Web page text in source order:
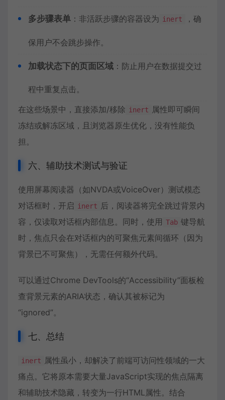
多步骤表单 ：非活跃步骤的容器设为 inert ，确
保用户不会跳步操作。
加载状态下的页面区域 ：防止用户在数据提交过
程中重复点击。
在这些场景中，直接添加/移除 inert 属性即可瞬间
冻结或解冻区域，且浏览器原生优化，没有性能负
担。
六、辅助技术测试与验证
使用屏幕阅读器（如NVDA或VoiceOver）测试模态
对话框时，开启 inert 后，阅读器将完全跳过背景内
容，仅读取对话框内部信息。同时，使用 Tab 键导航
时，焦点只会在对话框内的可聚焦元素间循环（因为
背景已不可聚焦），无需任何额外代码。
可以通过Chrome DevTools的“Accessibility”面板检
查背景元素的ARIA状态，确认其被标记为
“ignored”。
七、总结
inert 属性虽小，却解决了前端可访问性领域的一大
痛点。它将原本需要大量JavaScript实现的焦点隔离
和辅助技术隐藏，转变为一行HTML属性。结合